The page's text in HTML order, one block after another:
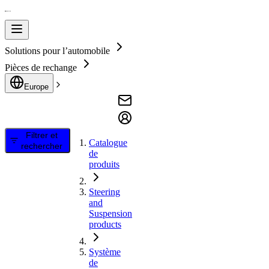
Solutions pour l’automobile
Pièces de rechange
Europe
Filtrer et
rechercher
Catalogue
de
produits
Steering
and
Suspension
products
Système
de